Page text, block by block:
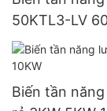
50KTL3-LV
thống điện
Biến tần